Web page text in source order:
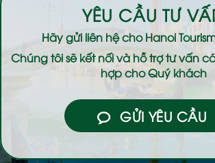
YÊU CẦU TƯ
Hãy gửi liên hệ choHanoi
Chúng tôi sẽ kết nối và hỗ trợ tư vấn
hợp cho Quý khách
GỬI YÊU CẦU